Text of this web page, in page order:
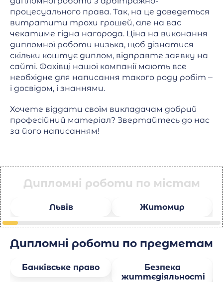
процесуального права. Так, на це доведеться
витратити трохи грошей, але на вас
чекатиме гідна нагорода. Ціна на виконання
дипломної роботи низька, щоб дізнатися
скільки коштує диплом, відправте заявку на
сайті. Фахівці нашої компанії мають все
необхідне для написання такого роду робіт –
і досвідом, і знаннями.
Хочете віддати своїм викладачам добрий
професійний матеріал? Звертайтесь до нас
за його написанням!
Дипломні роботи по містам
Львів Житомир
Дипломні роботи по предметам
Банківське право
Безпека
життєдіяльності